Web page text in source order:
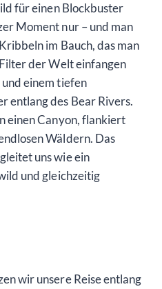
für einen Blockbuster
Moment nur – und man
im Bauch, das man
der Welt einfangen
und einem tiefen
entlang des Bear Rivers.
einen Canyon, flankiert
Wäldern. Das
uns wie ein
und gleichzeitig
wir unsere Reise entlang